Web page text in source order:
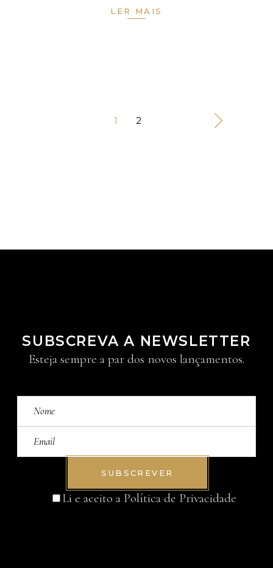
LER MAIS
1 2
SUBSCREVA A NEWSLETTER
Esteja sempre a par dos novos lançamentos.
SUBSCREVER
Li e aceito a Política de Privacidade